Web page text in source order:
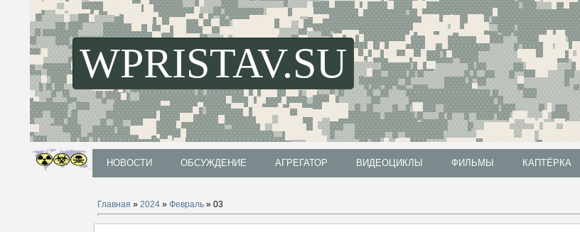
WPRISTAV.SU
НОВОСТИ ОБСУЖДЕНИЕ АГРЕГАТОР ВИДЕОЦИКЛЫ ФИЛЬМЫ КАПТЁРКА
Главная » 2024 » Февраль » 03